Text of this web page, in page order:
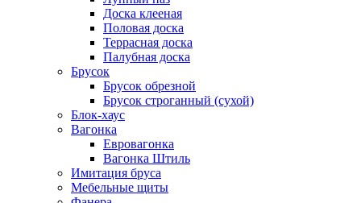
Доска клееная
Половая доска
Террасная доска
Палубная доска
Брусок
Брусок обрезной
Брусок строганный (сухой)
Блок-хаус
Вагонка
Евровагонка
Вагонка Штиль
Имитация бруса
Мебельные щиты